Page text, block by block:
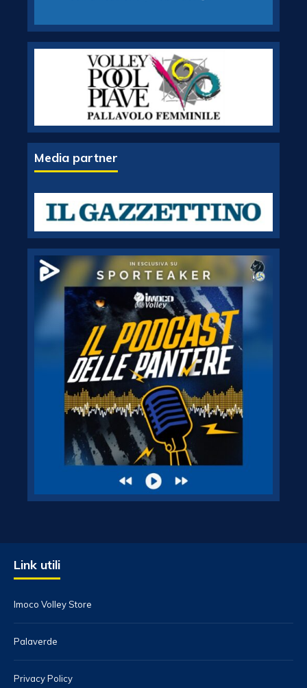
Media partner
Link utili
Imoco Volley Store
Palaverde
Privacy Policy